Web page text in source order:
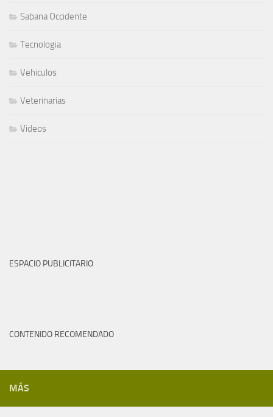
Sabana Occidente
Tecnologia
Vehiculos
Veterinarias
Videos
ESPACIO PUBLICITARIO
CONTENIDO RECOMENDADO
MÁS